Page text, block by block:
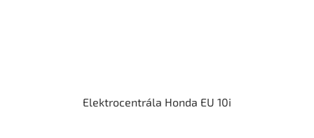
Elektrocentrála Honda EU 10i